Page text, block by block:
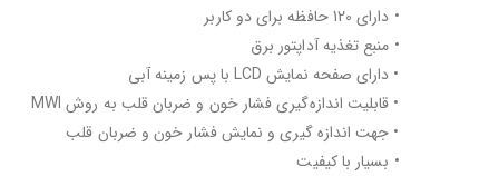
• دارای 120 حافظه برای دو کاربر
• منبع تغذیه آداپتور برق
• دارای صفحه نمایش LCD با پس زمینه آبی
• قابلیت اندازه‌گیری فشار خون و ضربان قلب به روش MWI
• جهت اندازه گیری و نمایش فشار خون و ضربان قلب
• بسیار با کیفیت